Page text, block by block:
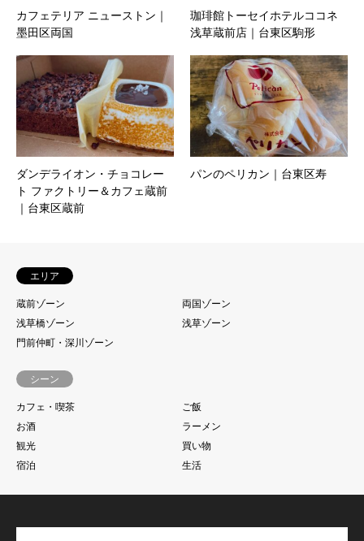
カフェテリア ニューストン｜
墨田区両国
珈琲館トーセイホテルココネ
浅草蔵前店｜台東区駒形
ダンデライオン・チョコレー
ト ファクトリー＆カフェ蔵前
｜台東区蔵前
パンのペリカン｜台東区寿
エリア
蔵前ゾーン
両国ゾーン
浅草橋ゾーン
浅草ゾーン
門前仲町・深川ゾーン
シーン
カフェ・喫茶
ご飯
お酒
ラーメン
観光
買い物
宿泊
生活